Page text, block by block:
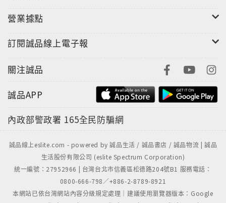
營業據點
訂閱誠品線上電子報
關注誠品
誠品APP
內政部警政署 165全民防騙網
誠品線上eslite.com - powered by 誠品生活 / 誠品書店 / 誠品物流 | 誠品
生活股份有限公司 (eslite Spectrum Corporation)
統一編號：27952966 | 台灣台北市信義區松德路204號B1 服務電話：
0800-666-798／+886-2-8789-8921
本網站已依台灣網站內容分級規定處理｜建議使用瀏覽器版本：Google